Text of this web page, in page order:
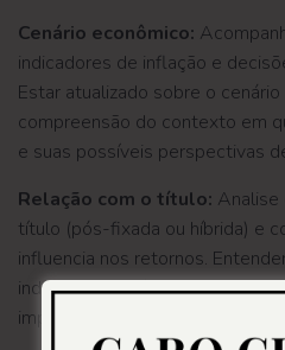
Cenário econômico:
indicadores de inflação e
Estar atualizado sobre o
compreensão do contexto em
e suas possíveis perspectivas
Relação com o título: Analise
título (pós-fixada ou híbrida) e
influencia nos retornos.
indexador e o título de
impacto do indexador nos